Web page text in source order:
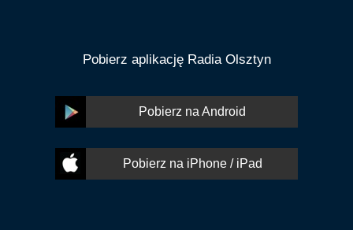
Pobierz aplikację Radia Olsztyn
Pobierz na Android
Pobierz na iPhone / iPad